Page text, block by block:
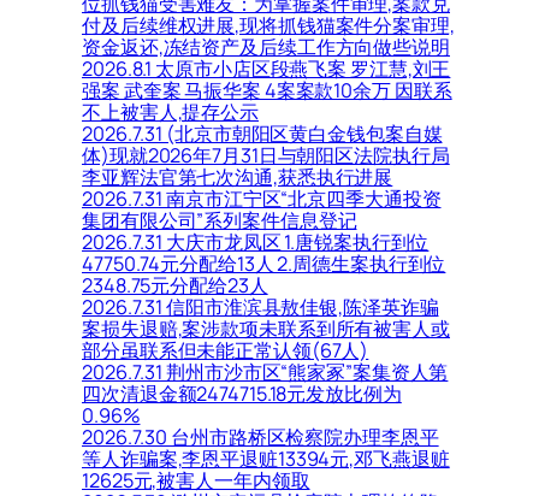
付及后续维权进展,现将抓钱猫案件分案审理,
资金返还,冻结资产及后续工作方向做些说明
2026.8.1 太原市小店区段燕飞案 罗江慧,刘王
强案 武奎案 马振华案 4案案款10余万 因联系
不上被害人,提存公示
2026.7.31 (北京市朝阳区黄白金钱包案自媒
体)现就2026年7月31日与朝阳区法院执行局
李亚辉法官第七次沟通,获悉执行进展
2026.7.31 南京市江宁区“北京四季大通投资
集团有限公司”系列案件信息登记
2026.7.31 大庆市龙凤区 1.唐锐案执行到位
47750.74元分配给13人 2.周德生案执行到位
2348.75元分配给23人
2026.7.31 信阳市淮滨县敖佳银,陈泽英诈骗
案损失退赔,案涉款项未联系到所有被害人或
部分虽联系但未能正常认领(67人)
2026.7.31 荆州市沙市区“熊家冢”案集资人第
四次清退金额2474715.18元发放比例为
0.96%
2026.7.30 台州市路桥区检察院办理李恩平
等人诈骗案,李恩平退赃13394元,邓飞燕退赃
12625元,被害人一年内领取